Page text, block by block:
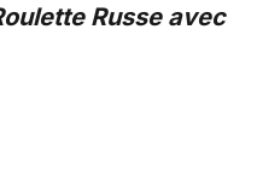
Russe avec